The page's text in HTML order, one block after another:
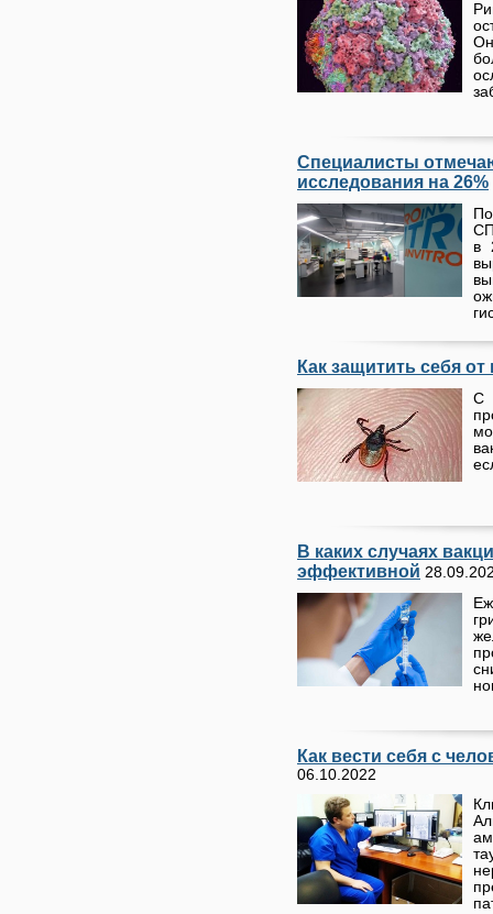
Специалисты
исследования на 26%
в
Как защитить себя
С
В каких случаях
эффективной
Как вести себя с
06.10.2022